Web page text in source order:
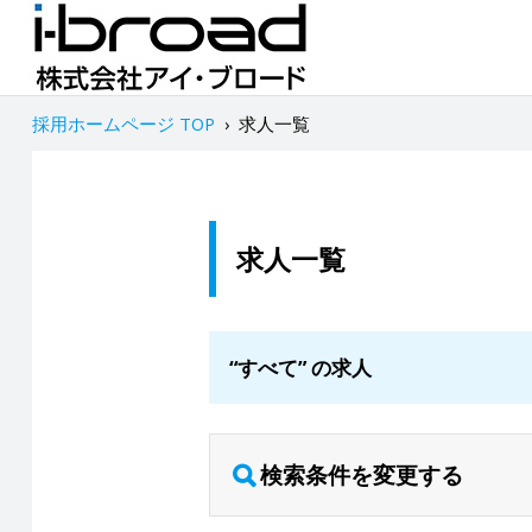
採用ホームページ TOP › 求人一覧
求人一覧
“すべて” の求人
検索条件を変更する